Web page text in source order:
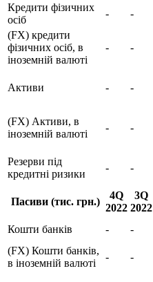
Кредити фізичних
осіб
- -
(FX) кредити
фізичних осіб, в
іноземній валюті
- -
Активи - -
(FX) Активи, в
іноземній валюті
- -
Резерви під
кредитні ризики
- -
Пасиви (тис. грн.)
4Q
2022
3Q
2022
Кошти банків
- -
(FX) Кошти банків,
в іноземній валюті
- -